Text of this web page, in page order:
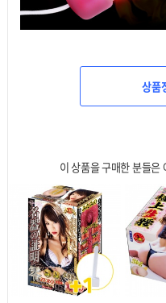
상품
이 상품을 구매한 분들은